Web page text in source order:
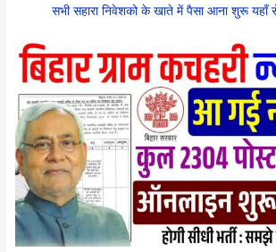
सभी सहारा निवेशको के खाते में पैसा आना शुरू यहाँ